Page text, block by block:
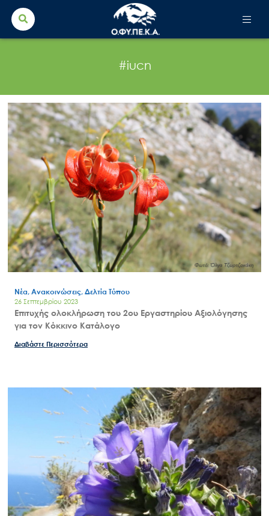
Search
for:
#iucn
Νέα, Ανακοινώσεις, Δελτία Τύπου
26 Σεπτεμβρίου 2023
Επιτυχής ολοκλήρωση του 2ου Εργαστηρίου Αξιολόγησης
για τον Κόκκινο Κατάλογο
Διαβάστε Περισσότερα